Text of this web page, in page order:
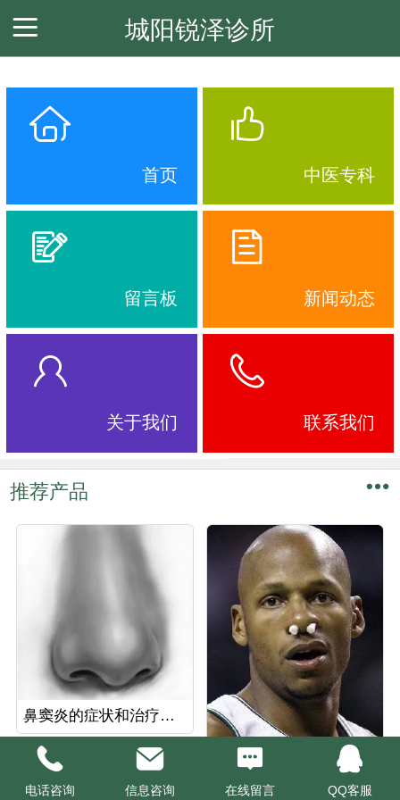
城阳锐泽诊所
首页 中医专科
留言板 新闻动态
关于我们 联系我们
推荐产品
鼻窦炎的症状和治疗方法
鼻炎的预防​-青岛中医治鼻炎诊疗中心
电话咨询 信息咨询 在线留言 QQ客服